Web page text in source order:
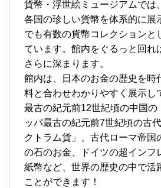
貨幣・浮世絵ミュージアムでは
各国の珍しい貨幣を体系的に展
でも有数の貨幣コレクションと
ています。館内をぐるっと回れ
さらに深まります。
館内は、日本のお金の歴史を時
料と合わせわかりやすく展示し
最古の紀元前12世紀頃の中国の
ッパ最古の紀元前7世紀頃の古
クトラム貨」、古代ローマ帝国
の石のお金、ドイツの超インフ
紙幣など、世界の歴史の中で活
ことができます！